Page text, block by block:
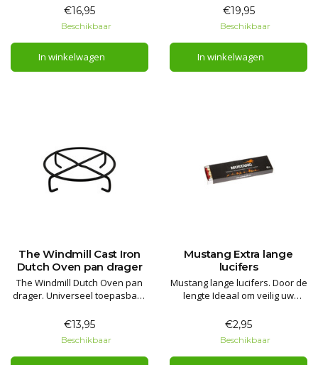
uw barbecue of gietijzeren
pannen!
€16,95
Beschikbaar
In winkelwagen
€19,95
Beschikbaar
In winkelwagen
The Windmill Cast Iron
Dutch Oven pan drager
The Windmill Dutch Oven pan
drager. Universeel toepasbaar
Plaats uw gloeiend hete pan
veilig op deze pan drager!
€13,95
Beschikbaar
Mustang Extra lange
lucifers
Mustang lange lucifers. Door de
lengte Ideaal om veilig uw
smoker aan te steken.
€2,95
Beschikbaar